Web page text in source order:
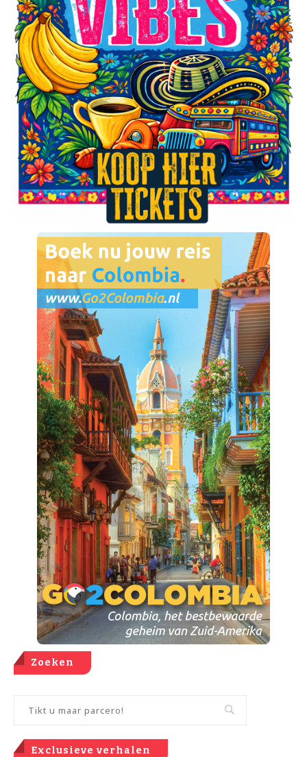
Zoeken
Exclusieve verhalen